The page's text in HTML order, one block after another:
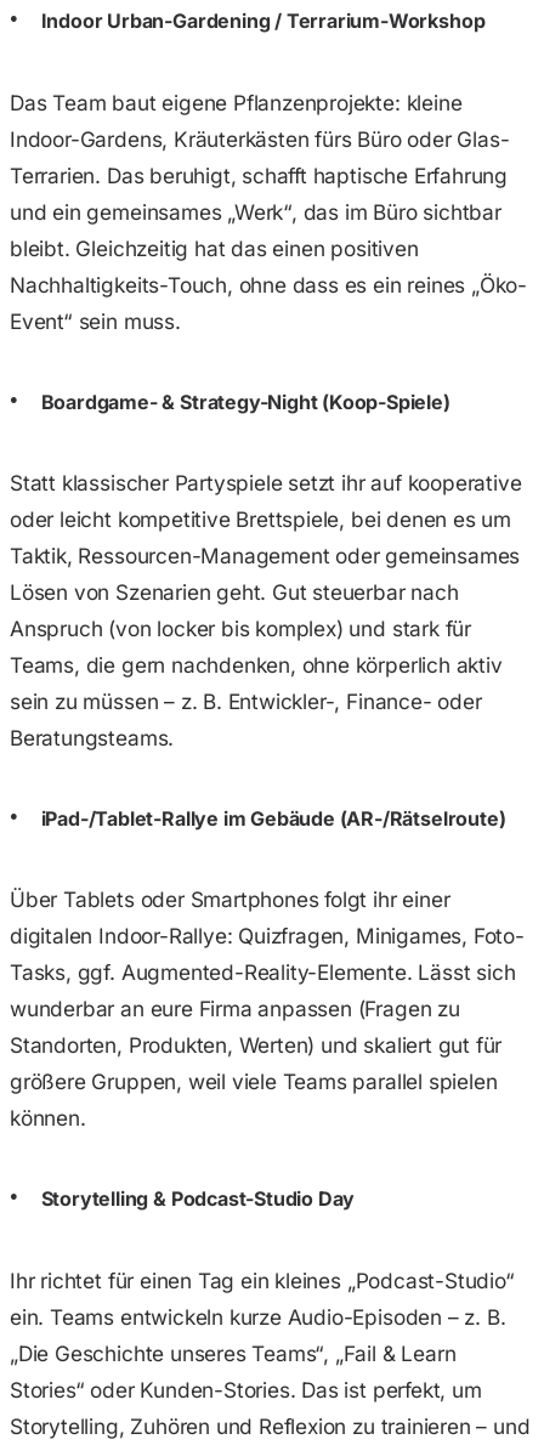
Indoor Urban-Gardening / Terrarium-Workshop
Das Team baut eigene Pflanzenprojekte: kleine
Indoor-Gardens, Kräuterkästen fürs Büro oder Glas-
Terrarien. Das beruhigt, schafft haptische Erfahrung
und ein gemeinsames „Werk“, das im Büro sichtbar
bleibt. Gleichzeitig hat das einen positiven
Nachhaltigkeits-Touch, ohne dass es ein reines „Öko-
Event“ sein muss.
Boardgame- & Strategy-Night (Koop-Spiele)
Statt klassischer Partyspiele setzt ihr auf kooperative
oder leicht kompetitive Brettspiele, bei denen es um
Taktik, Ressourcen-Management oder gemeinsames
Lösen von Szenarien geht. Gut steuerbar nach
Anspruch (von locker bis komplex) und stark für
Teams, die gern nachdenken, ohne körperlich aktiv
sein zu müssen – z. B. Entwickler-, Finance- oder
Beratungsteams.
iPad-/Tablet-Rallye im Gebäude (AR-/Rätselroute)
Über Tablets oder Smartphones folgt ihr einer
digitalen Indoor-Rallye: Quizfragen, Minigames, Foto-
Tasks, ggf. Augmented-Reality-Elemente. Lässt sich
wunderbar an eure Firma anpassen (Fragen zu
Standorten, Produkten, Werten) und skaliert gut für
größere Gruppen, weil viele Teams parallel spielen
können.
Storytelling & Podcast-Studio Day
Ihr richtet für einen Tag ein kleines „Podcast-Studio“
ein. Teams entwickeln kurze Audio-Episoden – z. B.
„Die Geschichte unseres Teams“, „Fail & Learn
Stories“ oder Kunden-Stories. Das ist perfekt, um
Storytelling, Zuhören und Reflexion zu trainieren – und